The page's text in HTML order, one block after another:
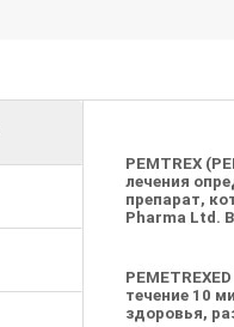
PEMTREX (
лечения
препарат,
Pharma Ltd.
течение 10
здоровья,